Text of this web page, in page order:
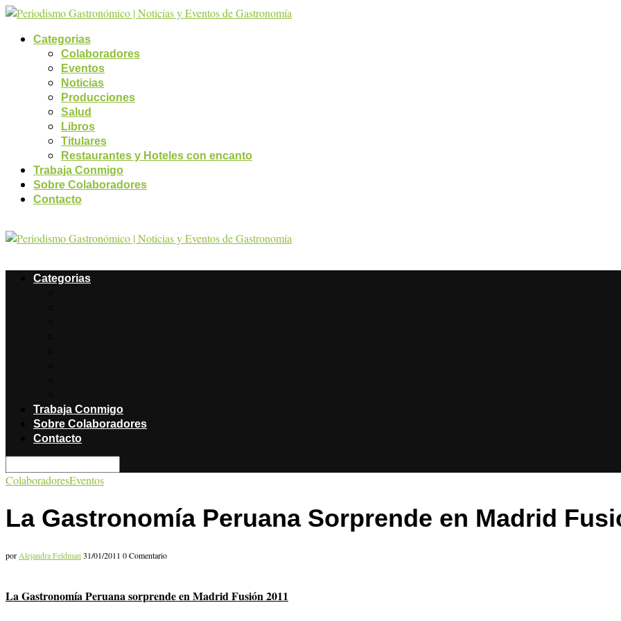
Categorias
Colaboradores
Eventos
Noticias
Producciones
Salud
Libros
Titulares
Restaurantes y Hoteles con encanto
Trabaja Conmigo
Sobre Colaboradores
Contacto
Categorias
Trabaja Conmigo
Sobre Colaboradores
Contacto
ColaboradoresEventos
La Gastronomía Peruana Sorprende en Madrid
porAlejandra Feldman31/01/2011 0 Comentario
La Gastronomía Peruana sorprende en Madrid Fusión 2011